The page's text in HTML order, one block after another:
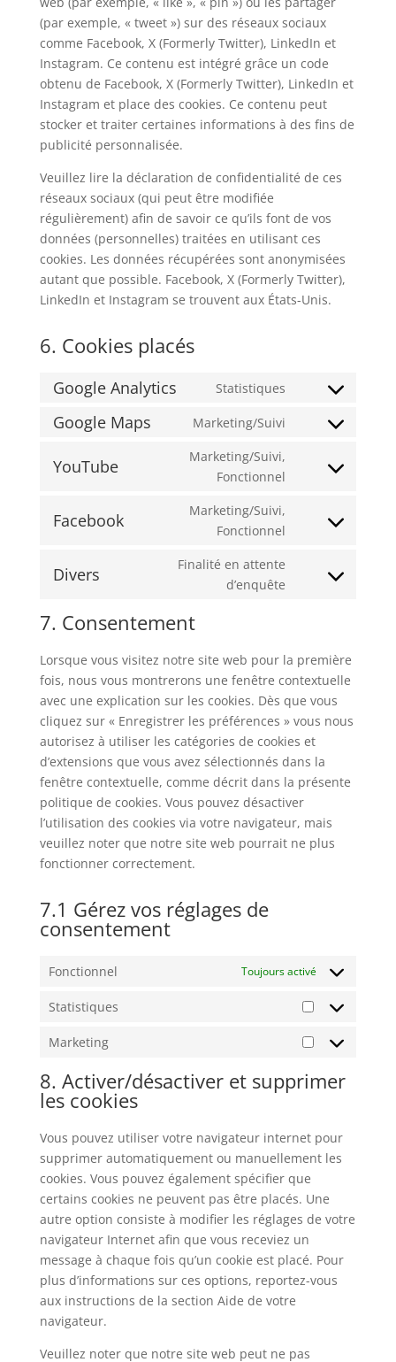
(par exemple, « tweet ») sur des réseaux sociaux
comme Facebook, X (Formerly Twitter), LinkedIn et
Instagram. Ce contenu est intégré grâce un code
obtenu de Facebook, X (Formerly Twitter), LinkedIn et
Instagram et place des cookies. Ce contenu peut
stocker et traiter certaines informations à des fins de
publicité personnalisée.
Veuillez lire la déclaration de confidentialité de ces
réseaux sociaux (qui peut être modifiée
régulièrement) afin de savoir ce qu’ils font de vos
données (personnelles) traitées en utilisant ces
cookies. Les données récupérées sont anonymisées
autant que possible. Facebook, X (Formerly Twitter),
LinkedIn et Instagram se trouvent aux États-Unis.
6. Cookies placés
Google Analytics Statistiques
Consent
analytics
Google Maps Marketing/Suivi
Consent
service
YouTube
Marketing/Suivi,
Fonctionnel
Consent
service
Facebook
Marketing/Suivi,
Fonctionnel
Consent
service
Divers
Finalité en attente
d’enquête
Consent
7. Consentement
Lorsque vous visitez notre site web pour la première
fois, nous vous montrerons une fenêtre contextuelle
avec une explication sur les cookies. Dès que vous
cliquez sur « Enregistrer les préférences » vous nous
autorisez à utiliser les catégories de cookies et
d’extensions que vous avez sélectionnés dans la
fenêtre contextuelle, comme décrit dans la présente
politique de cookies. Vous pouvez désactiver
l’utilisation des cookies via votre navigateur, mais
veuillez noter que notre site web pourrait ne plus
fonctionner correctement.
7.1 Gérez vos réglages de
consentement
Fonctionnel Toujours activé
Statistiques
Statistiques
Marketing
Marketing
8. Activer/désactiver et supprimer
les cookies
Vous pouvez utiliser votre navigateur internet pour
supprimer automatiquement ou manuellement les
cookies. Vous pouvez également spécifier que
certains cookies ne peuvent pas être placés. Une
autre option consiste à modifier les réglages de votre
navigateur Internet afin que vous receviez un
message à chaque fois qu’un cookie est placé. Pour
plus d’informations sur ces options, reportez-vous
aux instructions de la section Aide de votre
navigateur.
Veuillez noter que notre site web peut ne pas